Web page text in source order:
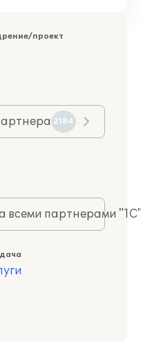
проект
2184
всеми партнерами